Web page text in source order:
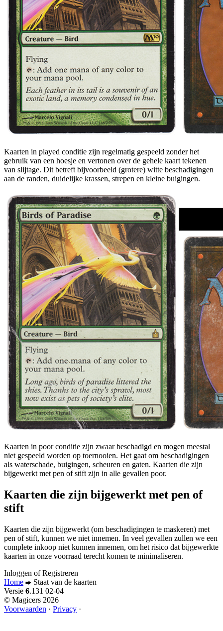
Kaarten in played conditie zijn regelmatig gespeeld zonder het
gebruik van een hoesje en vertonen over de gehele kaart tekenen
van slijtage. Dit betreft bijvoorbeeld (grotere) witte beschadigingen
aan de randen, duidelijke krassen, strepen en kleine buigingen.
Kaarten in poor conditie zijn zwaar beschadigd en mogen meestal
niet gespeeld worden op toernooien. Het gaat om beschadigingen
als waterschade, buigingen, scheuren en gaten. Kaarten die zijn
bijgewerkt met pen of stift zijn in alle gevallen poor.
Kaarten die zijn bijgewerkt met pen of
stift
Kaarten die zijn bijgewerkt (om beschadigingen te maskeren) met
pen of stift, kunnen we niet innemen. In veel gevallen zullen we een
complete inkoop niet kunnen innemen, om het risico dat bijgewerkte
kaarten in onze voorraad terecht komen te minimaliseren.
Inloggen ofRegistreren
Home
Staat van de kaarten
Versie 6.131 02-04
© Magicers 2026
Voorwaarden · Privacy ·